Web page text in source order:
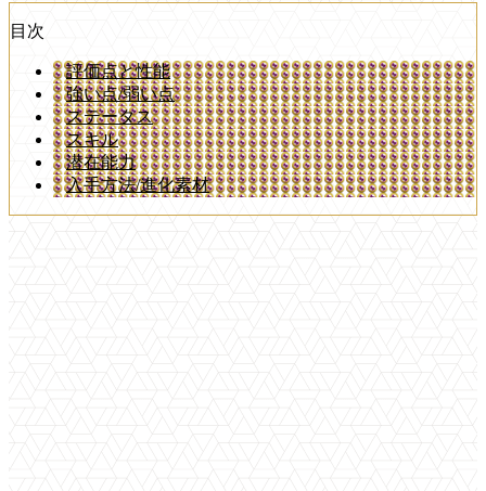
目次
評価点と性能
強い点/弱い点
ステータス
スキル
潜在能力
入手方法/進化素材